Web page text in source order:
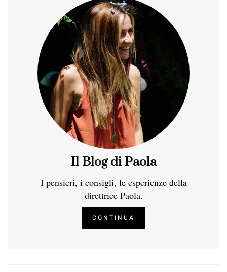
Il Blog di Paola
I pensieri, i consigli, le esperienze della
direttrice Paola.
CONTINUA